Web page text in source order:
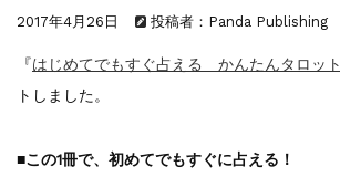
『F-2超入門』（関 賢太郎）三刷...
重版情報
2021.3.25
重版情報
2020.12.18
2017年4月26日 投稿者：Panda Publishing
『はじめてでもすぐ占える かんたんタロット
トしました。
■この1冊で、初めてでもすぐに占える！